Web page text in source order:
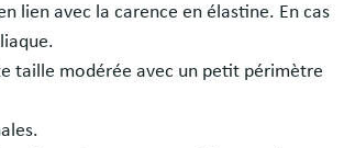
lien avec la carence en élastine. En cas
taille modérée avec un petit périmètre